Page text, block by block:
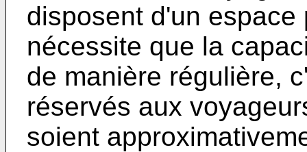
disposent d'un
nécessite que la
de manière régulière,
réservés aux
soient